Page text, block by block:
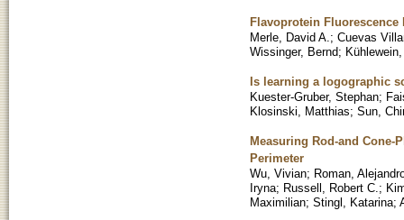
Flavoprotein
Merle, David A. ; Cuevas
Wissinger, Bernd;
Is learning a logographic
Kuester-Gruber, Stephan;
Klosinski, Matthias; Sun,
Measuring Rod-and Cone-
Perimeter
Wu, Vivian; Roman,
Iryna; Russell, Robert C. ;
Maximilian; Stingl, Katarina;